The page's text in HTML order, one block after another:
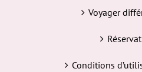
Voyager
Conditions